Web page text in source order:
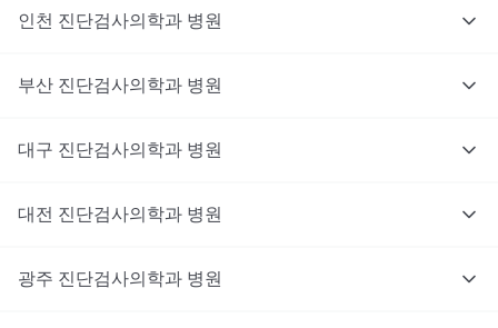
인천 진단검사의학과 병원
부산 진단검사의학과 병원
대구 진단검사의학과 병원
대전 진단검사의학과 병원
광주 진단검사의학과 병원